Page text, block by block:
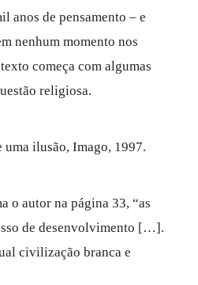
anos de pensamento – e
nenhum momento nos
começa com algumas
religiosa.
ilusão, Imago, 1997.
o autor na página 33, “as
de desenvolvimento […].
civilização branca e